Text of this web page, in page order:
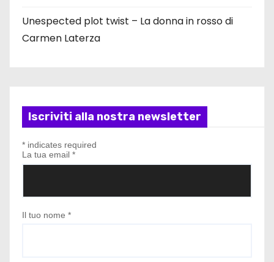
Unespected plot twist – La donna in rosso di
Carmen Laterza
Iscriviti alla nostra newsletter
* indicates required
La tua email *
Il tuo nome *